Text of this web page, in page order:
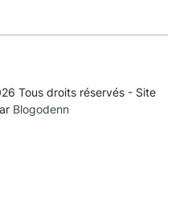
Tous droits réservés - Site
Blogodenn